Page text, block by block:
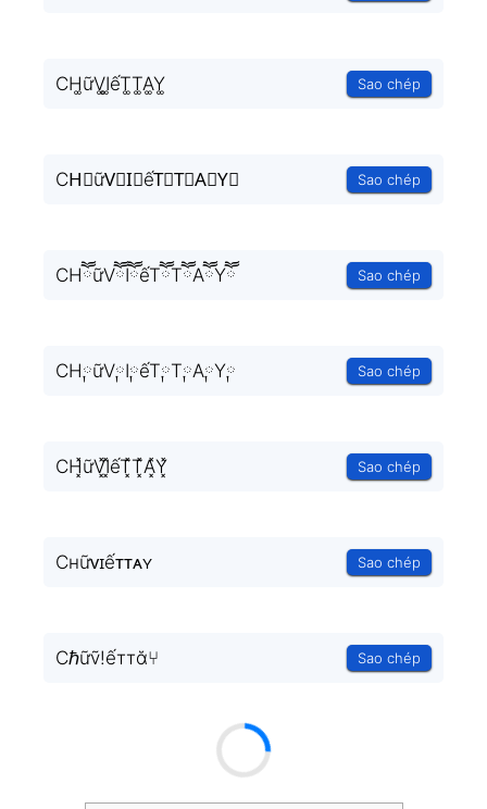
CH͚ữV͚I͚ếT͚T͚A͚Y͚ Sao chép
CH⃒ữV⃒I⃒ếT⃒T⃒A⃒Y⃒ Sao chép
CHཽữVཽIཽếTཽTཽAཽYཽ Sao chép
CH༙ữV༙I༙ếT༙T༙A༙Y༙ Sao chép
CH͓̽ữV͓̽I͓̽ếT͓̽T͓̽A͓̽Y͓̽ Sao chép
Cʜữᴠɪếᴛᴛᴀʏ Sao chép
Cℏữṽ!ếттᾰ⑂ Sao chép